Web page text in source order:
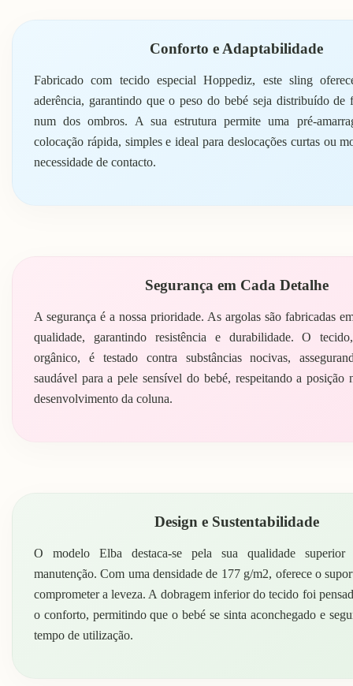
Conforto e Adaptabilidade
Fabricado com tecido especial Hoppediz, este sling
aderência, garantindo que o peso do bebé seja distribuído de
num dos ombros. A sua estrutura permite uma pré-
colocação rápida, simples e ideal para deslocações curtas ou
necessidade de contacto.
Segurança em Cada Detalhe
A segurança é a nossa prioridade. As argolas são fabricadas
qualidade, garantindo resistência e durabilidade. O
orgânico, é testado contra substâncias nocivas,
saudável para a pele sensível do bebé, respeitando a
desenvolvimento da coluna.
Design e Sustentabilidade
O modelo Elba destaca-se pela sua qualidade
manutenção. Com uma densidade de 177 g/m2, oferece o
comprometer a leveza. A dobragem inferior do tecido foi
o conforto, permitindo que o bebé se sinta aconchegado e
tempo de utilização.